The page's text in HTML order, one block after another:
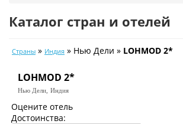
Календарь туров
Цены дня
Страны
Каталог стран и отелей
Страны » Индия » Нью Дели » LOHMOD 2*
LOHMOD 2*
Нью Дели, Индия
Оцените отель
Достоинства: